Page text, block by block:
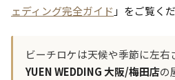
ェディング完全ガイド 」をご覧く
ビーチロケは天候や季節に左
YUEN WEDDING 大阪/梅田店の